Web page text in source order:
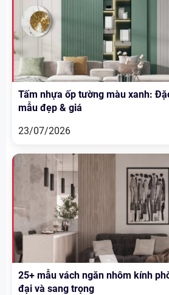
Tấm nhựa ốp tường màu xanh:
mẫu đẹp & giá
23/07/2026
25+ mẫu vách ngăn nhôm kính
đại và sang trọng